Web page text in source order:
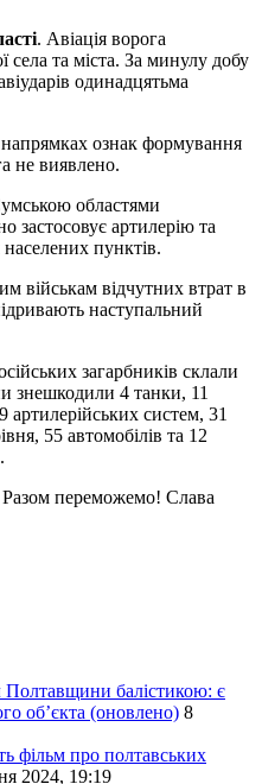
. Авіація ворога
села та міста. За минулу добу
одинадцятьма
ознак формування
не виявлено.
областями
застосовує артилерію та
пунктів.
військам відчутних втрат в
наступальний
загарбників склали
знешкодили 4 танки, 11
систем, 31
55 автомобілів та 12
переможемо! Слава
Полтавщини балістикою: є
обʼєкта (оновлено) 8
фільм про полтавських
2024, 19:19